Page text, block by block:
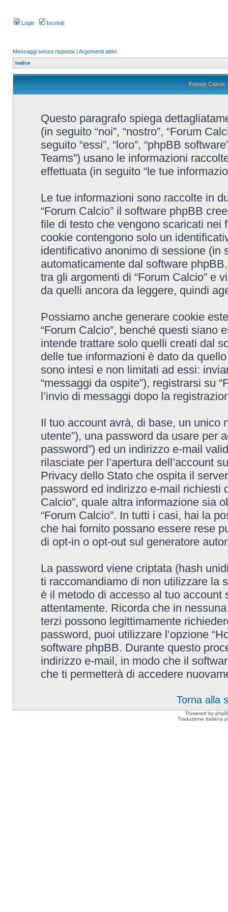
Login Iscriviti
Messaggi senza risposta | Argomenti attivi
Indice
Forum Calcio
Questo paragrafo spiega
(in seguito “noi”, “nostro”, “Forum
seguito “essi”, “loro”, “phpBB
Teams”) usano le informazioni
effettuata (in seguito “le tue
Le tue informazioni sono raccolte in
“Forum Calcio” il software phpBB
file di testo che vengono scaricati nei
cookie contengono solo un
identificativo anonimo di sessione (in
automaticamente dal software
tra gli argomenti di “Forum Calcio” e
da quelli ancora da leggere, quindi
Possiamo anche generare cookie
“Forum Calcio”, benché questi siano
intende trattare solo quelli creati dal
delle tue informazioni è dato da
sono intesi e non limitati ad essi:
“messaggi da ospite”), registrarsi su
l’invio di messaggi dopo la
Il tuo account avrà, di base, un unico
utente”), una password da usare per
password”) ed un indirizzo e-mail
rilasciate per l’apertura dell’account
Privacy dello Stato che ospita il
password ed indirizzo e-mail richiesti
Calcio”, quale altra informazione sia
“Forum Calcio”. In tutti i casi, hai la
che hai fornito possano essere rese
di opt-in o opt-out sul generatore
La password viene criptata (hash
ti raccomandiamo di non utilizzare la
è il metodo di accesso al tuo account
attentamente. Ricorda che in
terzi possono legittimamente
password, puoi utilizzare l’opzione
software phpBB. Durante questo
indirizzo e-mail, in modo che il
che ti permetterà di accedere
Torna alla
Powered by
Traduzione Italiana